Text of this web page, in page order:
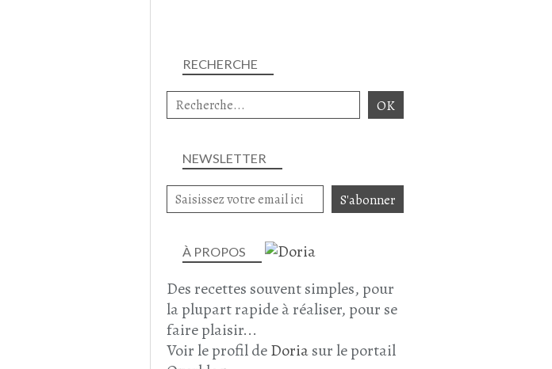
NEWSLETTER
RECHERCHE
À PROPOS
Des recettes souvent simples, pour
la plupart rapide à réaliser, pour se
faire plaisir...
Voir le profil deDoriasur le portail